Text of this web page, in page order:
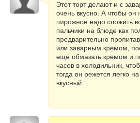
Этот торт делают и с
очень вкусно. А чтобы он
пирожное надо сложить
пальчики на блюде как
предварительно
или заварным кремом,
ещё обмазать кремом и
часов в холодильник,
тогда он режется легко
вкусный.